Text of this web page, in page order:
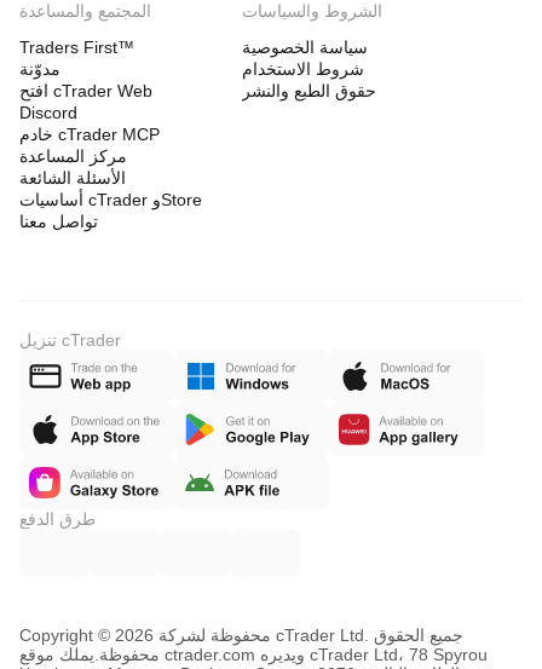
المجتمع والمساعدة
Traders First™
مدوّنة
افتح cTrader Web
Discord
خادم cTrader MCP
مركز المساعدة
الأسئلة الشائعة
أساسيات cTrader وStore
تواصل معنا
الشروط والسياسات
سياسة الخصوصية
شروط الاستخدام
حقوق الطبع والنشر
تنزيل cTrader
طرق الدفع
Copyright © محفوظة لشركة 2026 cTrader Ltd. جميع الحقوق
محفوظة. يملك موقع ctrader.com ويديره cTrader Ltd، 78 Spyrou